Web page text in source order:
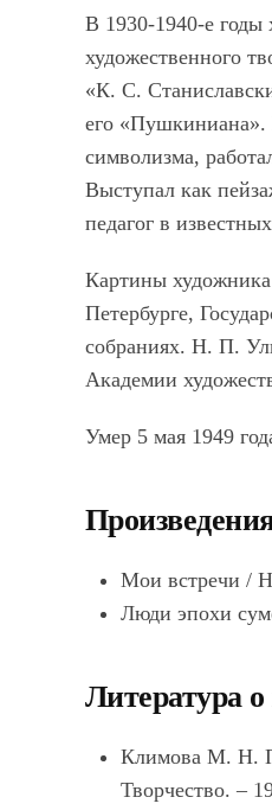
В 1930-1940-е годы
художественного
«К. С.
его «Пушкиниана».
символизма,
Выступал как
педагог в
Картины художника
Петербурге,
собраниях. Н. П.
Академии
Умер 5 мая 1949
Мои встречи /
Люди эпохи
Литература
Климова М. Н.
Творчество. ‒